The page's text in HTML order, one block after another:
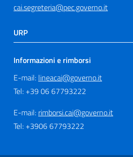
cai.segreteria@pec.governo.it
URP
Informazioni e rimborsi
E-mail: lineacai@governo.it
Tel: +39 06 67793222
E-mail: rimborsi.cai@governo.it
Tel: +3906 67793222